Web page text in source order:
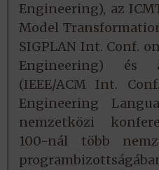
Engineering), az
Model
SIGPLAN Int. Conf.
Engineering) és
(IEEE/ACM Int.
Engineering
nemzetközi
100-nál több